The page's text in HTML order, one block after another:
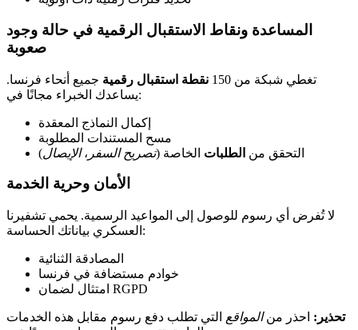
المساعدة ونقاط الاستقبال الرقمية في حالة وجود
صعوبة
تغطي شبكة من 150 نقطة استقبال رقمية جميع أنحاء فرنسا.
يساعدك الخبراء مجانًا في:
إكمال النماذج المعقدة
مسح المستندات المطلوبة
التحقق من الطلبات الخاصة (تصريح السفر ،الإيصال)
الأمان وحرية الخدمة
لا تُفرض أي رسوم للوصول إلى المواعيد الرسمية. يحمي تشفيرنا
العسكري بياناتك الحساسة:
المصادقة الثنائية
خوادم مستضافة في فرنسا
امتثال لضمان RGPD
تحذير: احذر منالمواقع التي تطلب دفع رسوم مقابل هذه الخدمات